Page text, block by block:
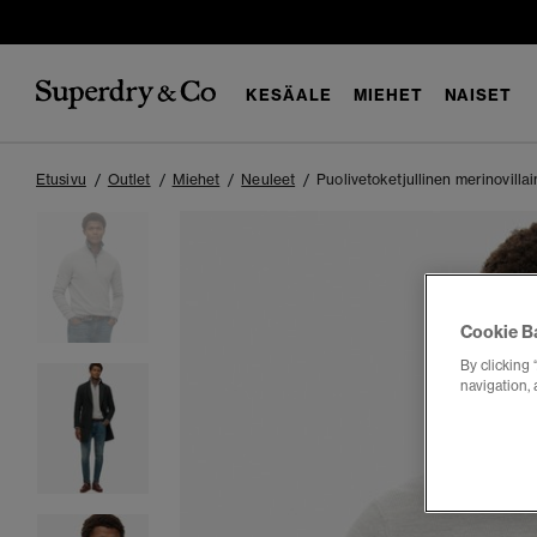
KESÄALE MIEHET NAISET
Etusivu Outlet Miehet Neuleet Puolivetoketjullinen
Cookie
By clicking
navigation,